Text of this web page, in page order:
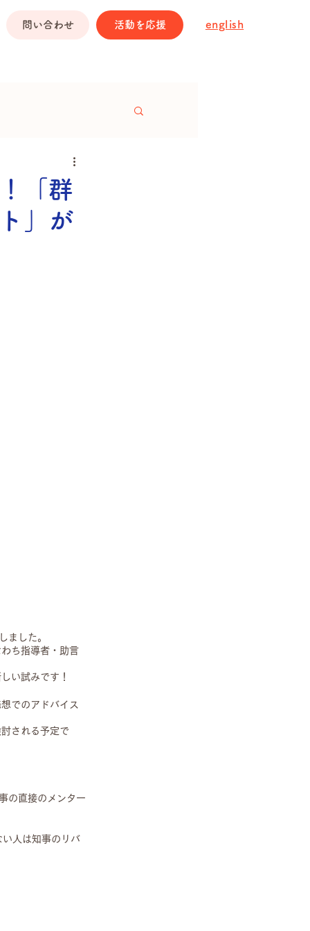
問い合わせ 活動を応援 english
「群
」が
ました。
ち指導者・助言
い試みです！
でのアドバイス
される予定で
の直接のメンター
人は知事のリバ